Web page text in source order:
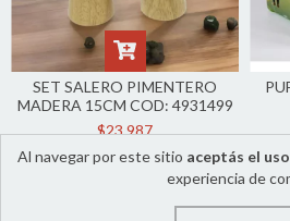
Al navegar por este sitio aceptás el
experiencia de
SET SALERO PIMENTERO
MADERA 15CM COD: 4931499
$23.987